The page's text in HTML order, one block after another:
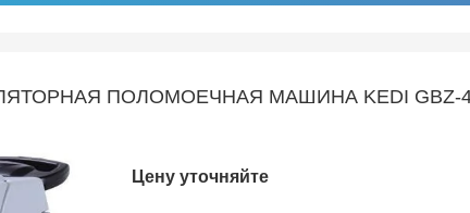
ПОЛОМОЕЧНАЯ МАШИНА KEDI GBZ-
Цену уточняйте